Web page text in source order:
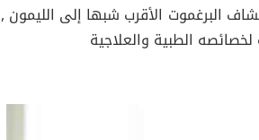
البرغموت الأقرب شبها إلى الليمون ,
الطبية والعلاجية